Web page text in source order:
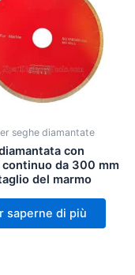
seghe diamantate
con
continuo da 300 mm
del marmo
saperne di più